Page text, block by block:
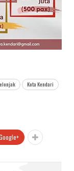
Kota Kendari